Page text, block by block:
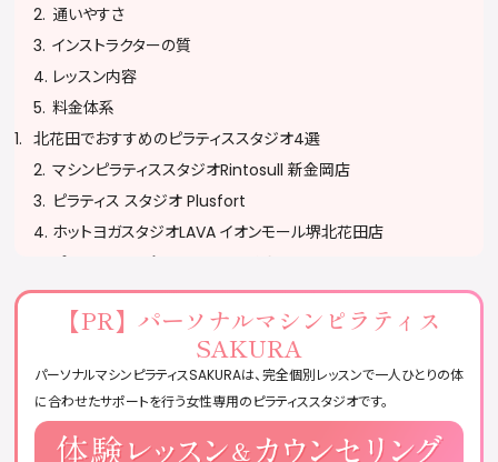
通いやすさ
インストラクターの質
レッスン内容
料金体系
北花田でおすすめのピラティススタジオ4選
マシンピラティススタジオRintosull 新金岡店
ピラティス スタジオ Plusfort
ホットヨガスタジオLAVA イオンモール堺北花田店
プライベート ピラティス・スタジオ Lusso
ピラティススタジオに通う際の注意
予約・キャンセルポリシーを確認する
服装・持ち物に注意する
無理をせず自分のペースで参加する
ピラティススタジオに関するQ&A
おすすめのピラティススタジオまとめ
【PR】 パーソナルマシンピラティス
SAKURA
パーソナルマシンピラティスSAKURAは、完全個別レッスンで一人ひとりの体
に合わせたサポートを行う女性専用のピラティススタジオです。